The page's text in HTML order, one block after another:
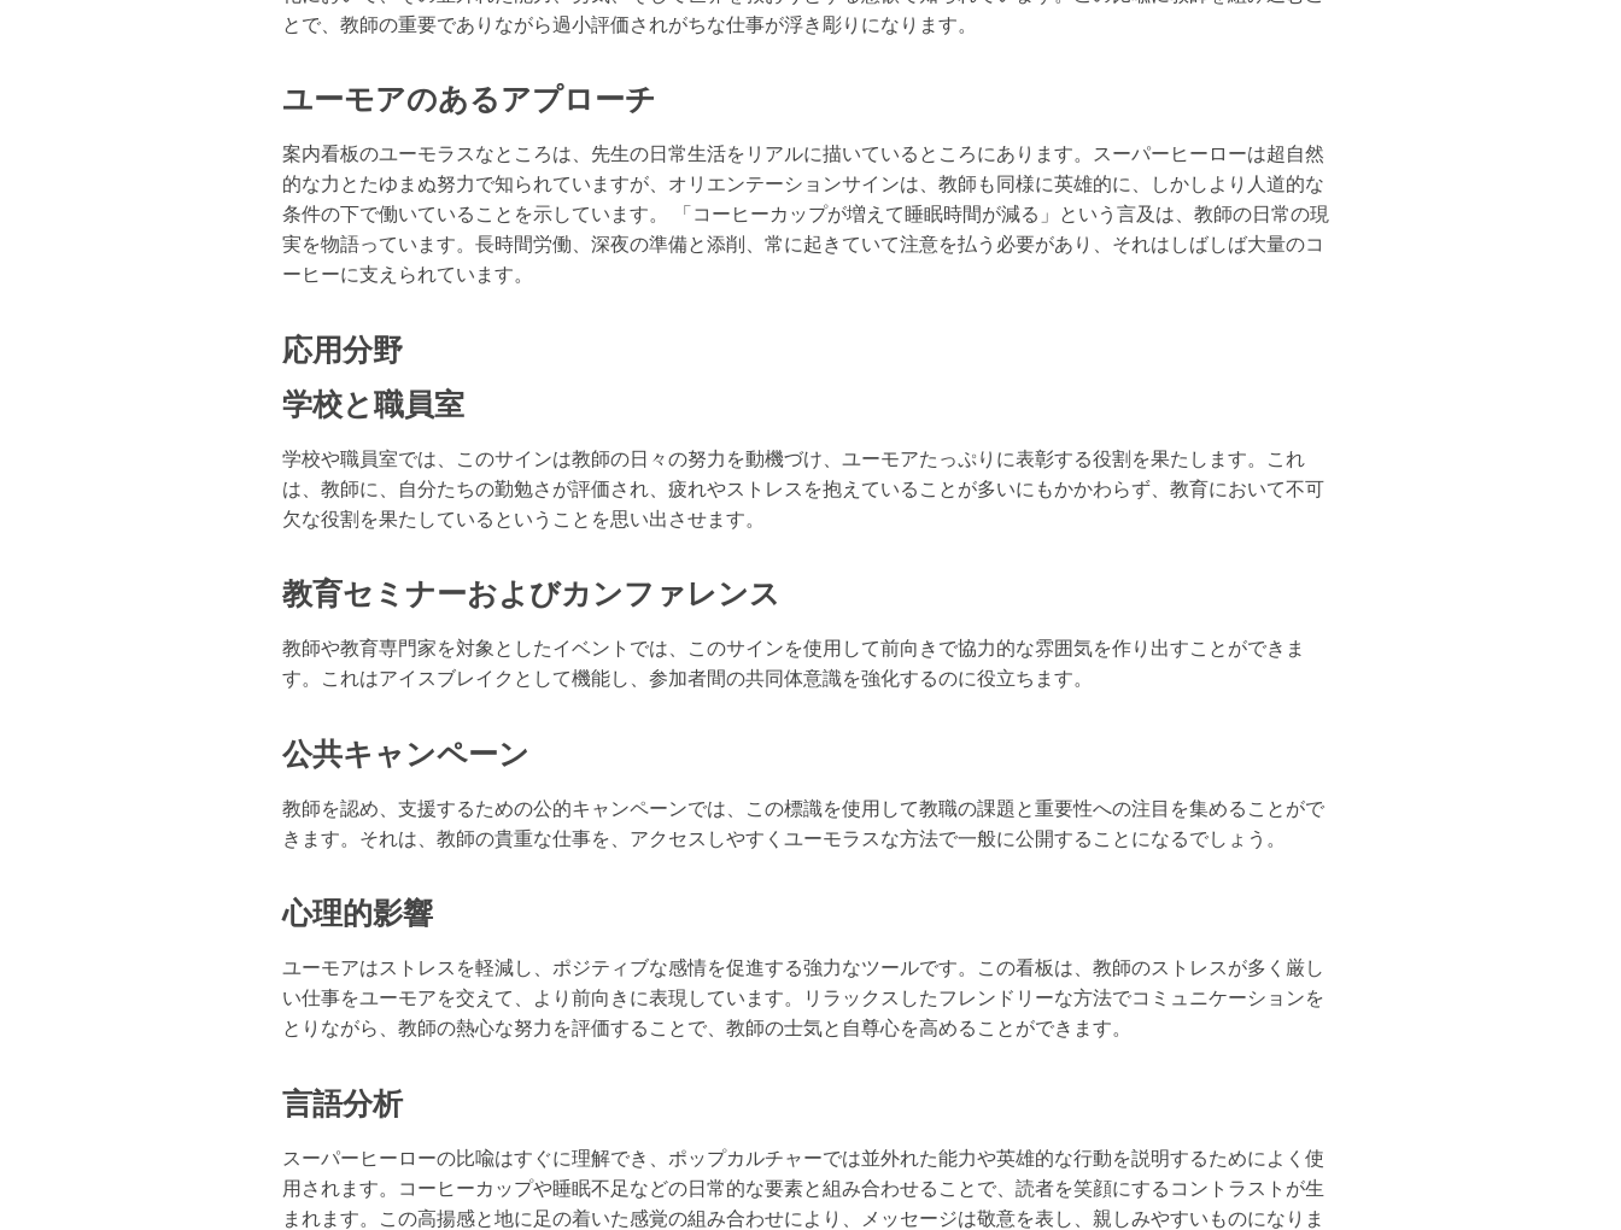
とで、教師の重要でありながら過小評価されがちな仕事が浮き彫りになります。
ユーモアのあるアプローチ
案内看板のユーモラスなところは、先生の日常生活をリアルに描いているところにあります。スーパーヒーローは超自然
的な力とたゆまぬ努力で知られていますが、オリエンテーションサインは、教師も同様に英雄的に、しかしより人道的な
条件の下で働いていることを示しています。 「コーヒーカップが増えて睡眠時間が減る」という言及は、教師の日常の現
実を物語っています。長時間労働、深夜の準備と添削、常に起きていて注意を払う必要があり、それはしばしば大量のコ
ーヒーに支えられています。
応用分野
学校と職員室
学校や職員室では、このサインは教師の日々の努力を動機づけ、ユーモアたっぷりに表彰する役割を果たします。これ
は、教師に、自分たちの勤勉さが評価され、疲れやストレスを抱えていることが多いにもかかわらず、教育において不可
欠な役割を果たしているということを思い出させます。
教育セミナーおよびカンファレンス
教師や教育専門家を対象としたイベントでは、このサインを使用して前向きで協力的な雰囲気を作り出すことができま
す。これはアイスブレイクとして機能し、参加者間の共同体意識を強化するのに役立ちます。
公共キャンペーン
教師を認め、支援するための公的キャンペーンでは、この標識を使用して教職の課題と重要性への注目を集めることがで
きます。それは、教師の貴重な仕事を、アクセスしやすくユーモラスな方法で一般に公開することになるでしょう。
心理的影響
ユーモアはストレスを軽減し、ポジティブな感情を促進する強力なツールです。この看板は、教師のストレスが多く厳し
い仕事をユーモアを交えて、より前向きに表現しています。リラックスしたフレンドリーな方法でコミュニケーションを
とりながら、教師の熱心な努力を評価することで、教師の士気と自尊心を高めることができます。
言語分析
スーパーヒーローの比喩はすぐに理解でき、ポップカルチャーでは並外れた能力や英雄的な行動を説明するためによく使
用されます。コーヒーカップや睡眠不足などの日常的な要素と組み合わせることで、読者を笑顔にするコントラストが生
まれます。この高揚感と地に足の着いた感覚の組み合わせにより、メッセージは敬意を表し、親しみやすいものになりま